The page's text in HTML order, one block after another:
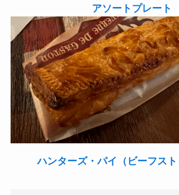
アソートプレート
ハンターズ・パイ（ビーフスト